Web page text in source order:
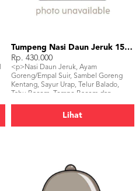
Tumpeng Nasi Daun Jeruk 15 Pack
Rp. 430.000
<p>Nasi Daun Jeruk, Ayam
Goreng/Empal Suir, Sambel Goreng
Kentang, Sayur Urap, Telur Balado,
Tahu Bacem, Tempe Bacem dan
pisau tumpeng)</p>Lihat